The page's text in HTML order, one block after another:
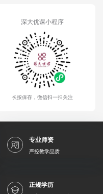
深大优课小程序
长按保存，微信扫一扫关注
专业师资
严控教学品质
正规学历